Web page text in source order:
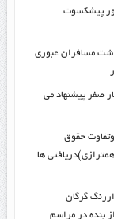
پیشکسوت
مسافران عبوری
صفر پیشنهاد می
حقوق
ها
گرگان
سال آن۷آذر۹۷ وتجلیل از بنده در مراسم